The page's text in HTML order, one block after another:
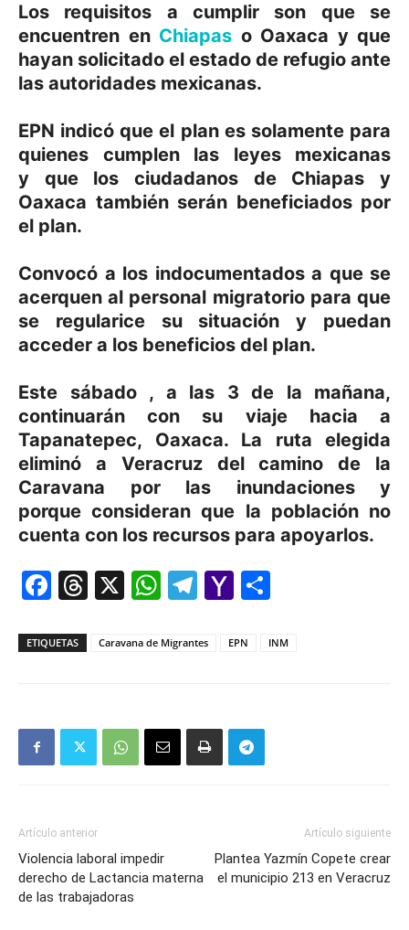
Los requisitos a cumplir son que se
encuentren en Chiapas o Oaxaca y que
hayan solicitado el estado de refugio ante
las autoridades mexicanas.
EPN indicó que el plan es solamente para
quienes cumplen las leyes mexicanas
y que los ciudadanos de Chiapas y
Oaxaca también serán beneficiados por
el plan.
Convocó a los indocumentados a que se
acerquen al personal migratorio para que
se regularice su situación y puedan
acceder a los beneficios del plan.
Este sábado , a las 3 de la mañana,
continuarán con su viaje hacia a
Tapanatepec, Oaxaca. La ruta elegida
eliminó a Veracruz del camino de la
Caravana por las inundaciones y
porque consideran que la población no
cuenta con los recursos para apoyarlos.
Facebook
Threads
X WhatsApp
Telegram
Yahoo
ETIQUETAS Caravana de Migrantes EPN INM
Artículo anterior
Violencia laboral impedir
derecho de Lactancia materna
de las trabajadoras
Artículo siguiente
Plantea Yazmín Copete crear
el municipio 213 en Veracruz